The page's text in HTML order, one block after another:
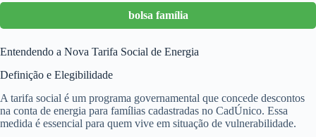
bolsa família
Entendendo a Nova Tarifa Social de Energia
Definição e Elegibilidade
A tarifa social é um programa governamental que concede descontos
na conta de energia para famílias cadastradas no CadÚnico. Essa
medida é essencial para quem vive em situação de vulnerabilidade.